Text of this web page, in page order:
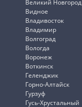
Великий Новгород
Видное
Владивосток
Владимир
Волгоград
Вологда
Воронеж
Воткинск
Геленджик
Горно-Алтайск
Гурзуф
Гусь-Хрустальный